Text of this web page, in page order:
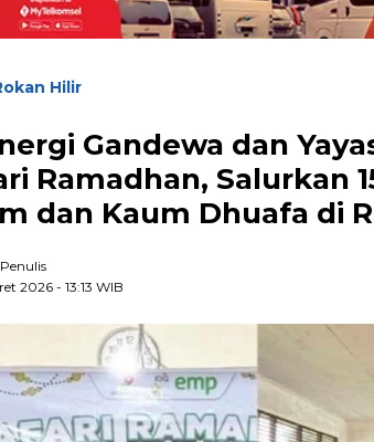
Hilir
Gandewa dan
Ramadhan, Salurkan
dan Kaum Dhuafa di
2026- 13:13 WIB